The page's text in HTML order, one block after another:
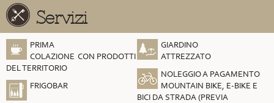
Servizi
PRIMA
COLAZIONE CON PRODOTTI
DEL TERRITORIO
FRIGOBAR
GIARDINO
ATTREZZATO
NOLEGGIO A PAGAMENTO
MOUNTAIN BIKE, E-BIKE E
BICI DA STRADA (PREVIA